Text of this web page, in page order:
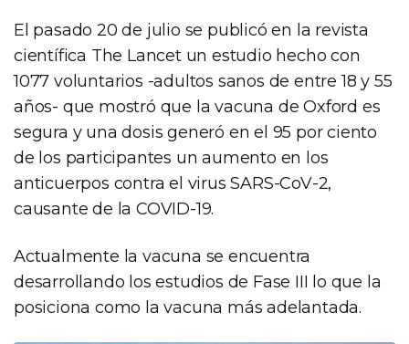
El pasado 20 de julio se publicó en la revista
científica The Lancet un estudio hecho con
1077 voluntarios -adultos sanos de entre 18 y 55
años- que mostró que la vacuna de Oxford es
segura y una dosis generó en el 95 por ciento
de los participantes un aumento en los
anticuerpos contra el virus SARS-CoV-2,
causante de la COVID-19.
Actualmente la vacuna se encuentra
desarrollando los estudios de Fase III lo que la
posiciona como la vacuna más adelantada.